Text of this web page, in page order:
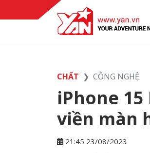
CHẤT CÔNG NGHỆ
iPhone
viền màn
21:45 23/08/2023